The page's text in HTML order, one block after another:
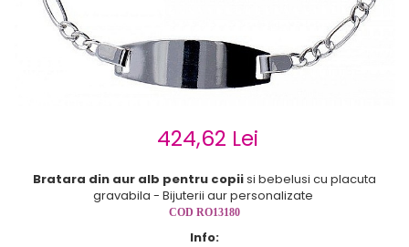
Cercei de aur lungi cu lant
Cercei din aur tortite
Cercei din aur alb
Cercei aur cu surub
424,62 Lei
Bratara din aur alb pentru copiisi bebelusi cu placuta
gravabila - Bijuterii aur personalizate
COD RO13180
Info: